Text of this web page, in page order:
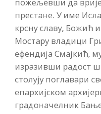
престане. У име
крсну славу, Божић
Мостару владици
ефендија Смајкић,
изразивши радост
столују поглавари
епархијском
градоначелник